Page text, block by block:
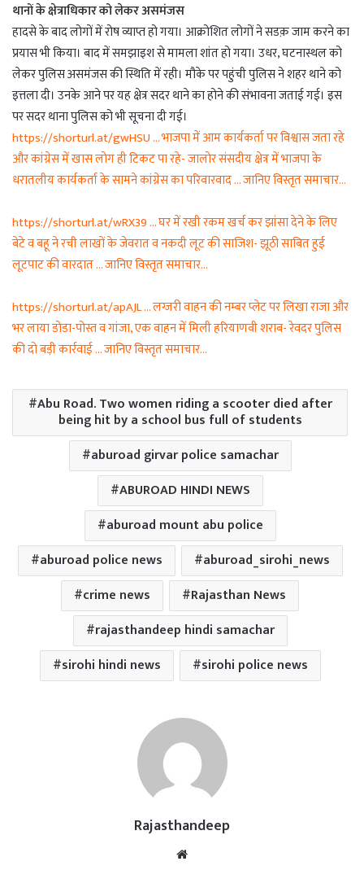
थानों के क्षेत्राधिकार को लेकर असमंजस
हादसे के बाद लोगों में रोष व्याप्त हो गया। आक्रोशित लोगों ने सडक़ जाम करने का
प्रयास भी किया। बाद में समझाइश से मामला शांत हो गया। उधर, घटनास्थल को
लेकर पुलिस असमंजस की स्थिति में रही। मौके पर पहुंची पुलिस ने शहर थाने को
इत्तला दी। उनके आने पर यह क्षेत्र सदर थाने का होने की संभावना जताई गई। इस
पर सदर थाना पुलिस को भी सूचना दी गई।
https://shorturl.at/gwHSU … भाजपा में आम कार्यकर्ता पर विश्वास जता रहे
और कांग्रेस में खास लोग ही टिकट पा रहे- जालोर संसदीय क्षेत्र में भाजपा के
धरातलीय कार्यकर्ता के सामने कांग्रेस का परिवारवाद … जानिए विस्तृत समाचार…
https://shorturl.at/wRX39 … घर में रखी रकम खर्च कर झांसा देने के लिए
बेटे व बहू ने रची लाखों के जेवरात व नकदी लूट की साजिश- झूठी साबित हुई
लूटपाट की वारदात … जानिए विस्तृत समाचार…
https://shorturl.at/apAJL … लग्जरी वाहन की नम्बर प्लेट पर लिखा राजा और
भर लाया डोडा-पोस्त व गांजा, एक वाहन में मिली हरियाणवी शराब- रेवदर पुलिस
की दो बड़ी कार्रवाई … जानिए विस्तृत समाचार…
Abu Road. Two women riding a scooter died after
being hit by a school bus full of students
aburoad girvar police samachar
ABUROAD HINDI NEWS
aburoad mount abu police
aburoad police news
aburoad_sirohi_news
crime news
Rajasthan News
rajasthandeep hindi samachar
sirohi hindi news
sirohi police news
Rajasthandeep